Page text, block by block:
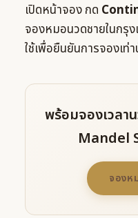
เปิดหน้าจอง กด
จองหมอนวดชายในกรุ
ใช้เพื่อยืนยันการจองเท่
พร้อมจองเวลา
Mandel
จองห